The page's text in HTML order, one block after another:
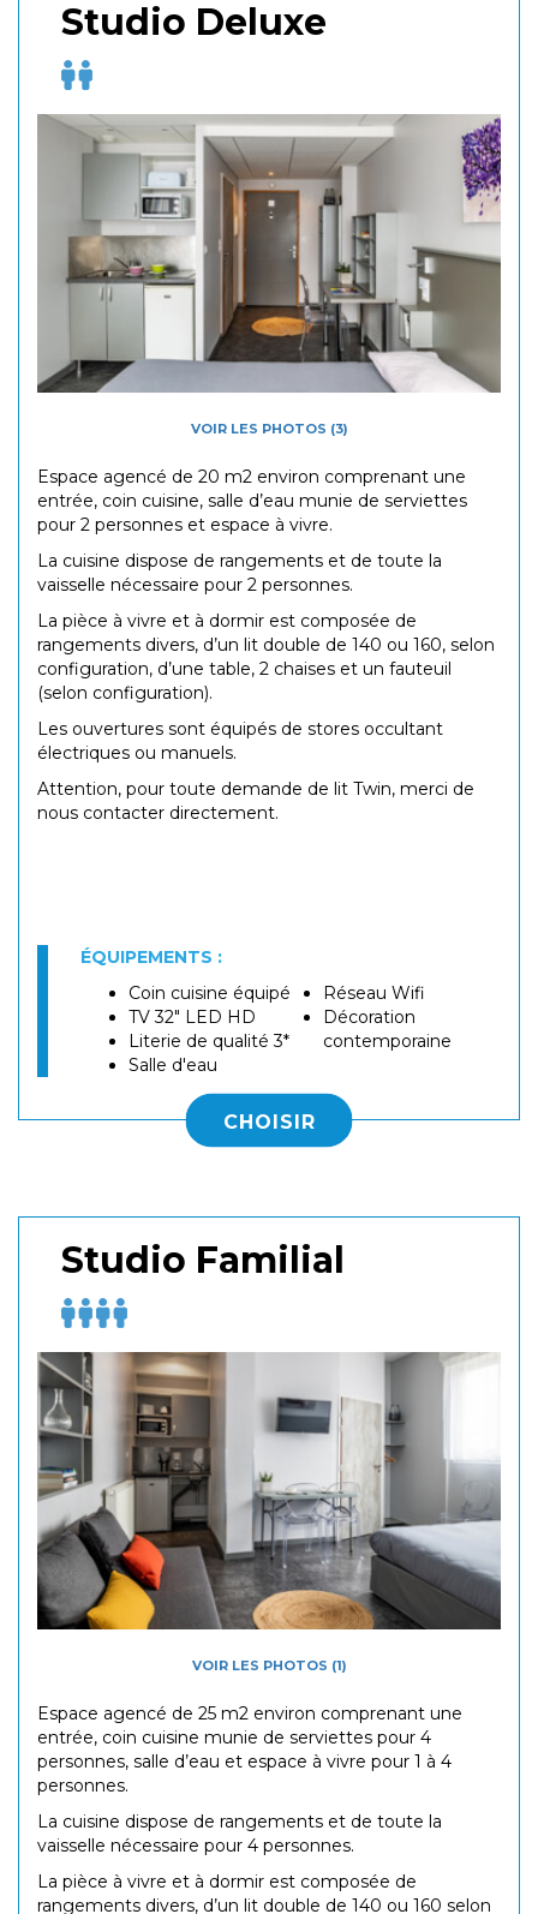
Studio Deluxe
VOIR LES PHOTOS (3)
Espace agencé de 20 m2 environ comprenant une
entrée, coin cuisine, salle d’eau munie de serviettes
pour 2 personnes et espace à vivre.
La cuisine dispose de rangements et de toute la
vaisselle nécessaire pour 2 personnes.
La pièce à vivre et à dormir est composée de
rangements divers, d’un lit double de 140 ou 160, selon
configuration, d’une table, 2 chaises et un fauteuil
(selon configuration).
Les ouvertures sont équipés de stores occultant
électriques ou manuels.
Attention, pour toute demande de lit Twin, merci de
nous contacter directement.
ÉQUIPEMENTS :
Coin cuisine équipé
TV 32" LED HD
Literie de qualité 3*
Salle d'eau
Réseau Wifi
Décoration
contemporaine
CHOISIR
Studio Familial
VOIR LES PHOTOS (1)
Espace agencé de 25 m2 environ comprenant une
entrée, coin cuisine munie de serviettes pour 4
personnes, salle d’eau et espace à vivre pour 1 à 4
personnes.
La cuisine dispose de rangements et de toute la
vaisselle nécessaire pour 4 personnes.
La pièce à vivre et à dormir est composée de
rangements divers, d’un lit double de 140 ou 160 selon